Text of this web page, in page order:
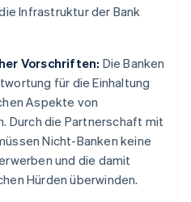
Infrastruktur der Bank
Vorschriften: Die Banken
für die Einhaltung
Aspekte von
Durch die Partnerschaft mit
Nicht-Banken keine
und die damit
Hürden überwinden.